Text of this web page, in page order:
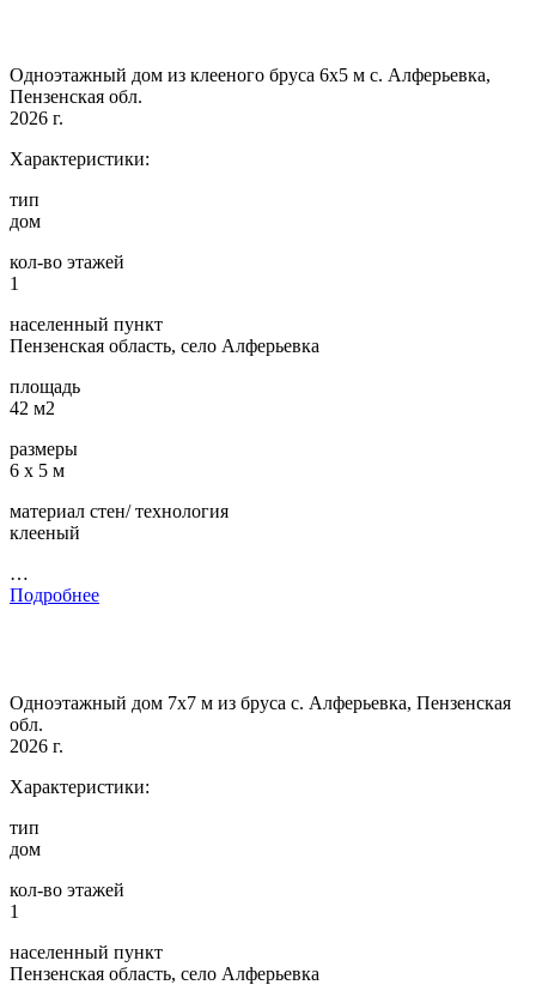
Одноэтажный дом из клееного бруса 6х5 м с. Алферьевка,
Пензенская обл.
2026 г.
Характеристики:
тип
дом
кол-во этажей
1
населенный пункт
Пензенская область, село Алферьевка
площадь
42 м2
размеры
6 х 5 м
материал стен/ технология
клееный
…
Подробнее
Одноэтажный дом 7х7 м из бруса с. Алферьевка, Пензенская
обл.
2026 г.
Характеристики:
тип
дом
кол-во этажей
1
населенный пункт
Пензенская область, село Алферьевка